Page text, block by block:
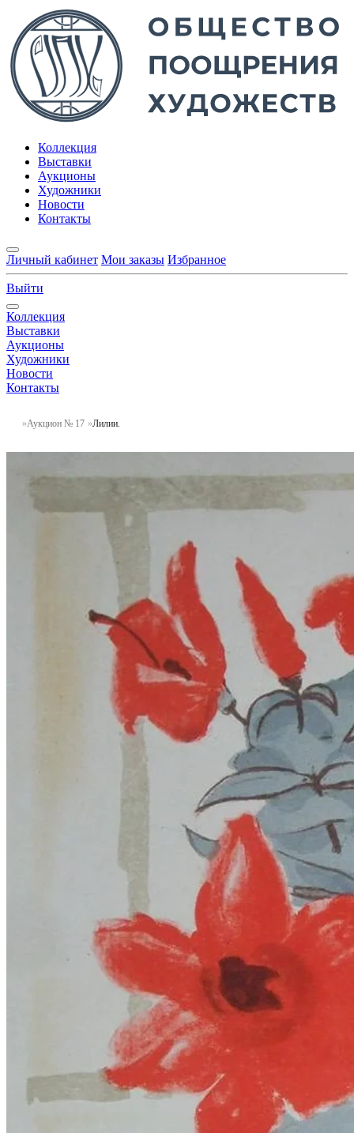
Коллекция
Выставки
Аукционы
Художники
Новости
Контакты
Личный кабинет Мои заказы Избранное
Выйти
Коллекция
Выставки
Аукционы
Художники
Новости
Контакты
Аукцион № 17 Лилии.